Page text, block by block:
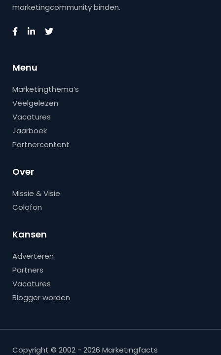
marketingcommunity binden.
Menu
Marketingthema’s
Veelgelezen
Vacatures
Jaarboek
Partnercontent
Over
Missie & Visie
Colofon
Kansen
Adverteren
Partners
Vacatures
Blogger worden
Copyright © 2002 - 2026 Marketingfacts